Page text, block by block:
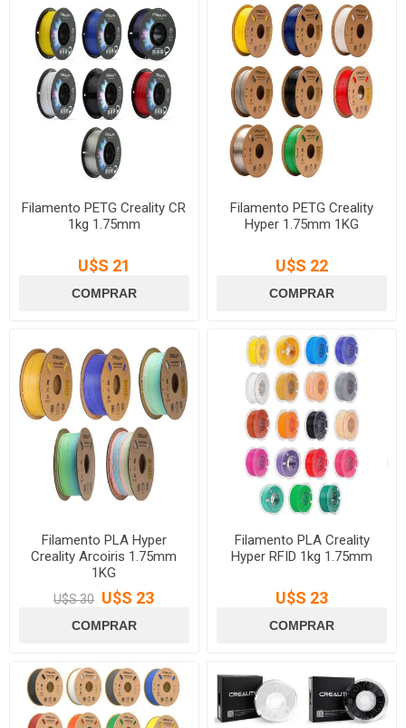
Filamento PETG Creality CR
1kg 1.75mm
U$S 21
Filamento PETG Creality
Hyper 1.75mm 1KG
U$S 22
Filamento PLA Hyper
Creality Arcoiris 1.75mm
1KG
U$S 30 U$S 23
Filamento PLA Creality
Hyper RFID 1kg 1.75mm
U$S 23